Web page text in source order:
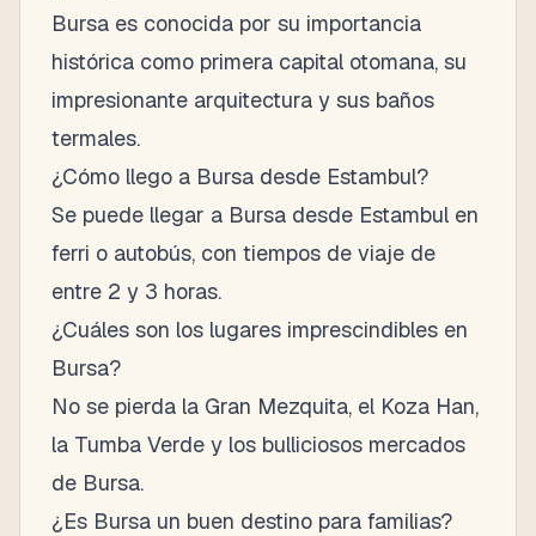
Bursa es conocida por su importancia
histórica como primera capital otomana, su
impresionante arquitectura y sus baños
termales.
¿Cómo llego a Bursa desde Estambul?
Se puede llegar a Bursa desde Estambul en
ferri o autobús, con tiempos de viaje de
entre 2 y 3 horas.
¿Cuáles son los lugares imprescindibles en
Bursa?
No se pierda la Gran Mezquita, el Koza Han,
la Tumba Verde y los bulliciosos mercados
de Bursa.
¿Es Bursa un buen destino para familias?